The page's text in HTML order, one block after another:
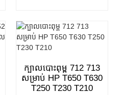
ក្បាលបោះពុម្ព 712 713
សម្រាប់ HP T650 T630
T250 T230 T210